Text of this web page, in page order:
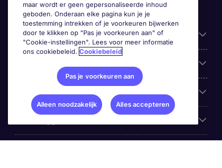
Handige informatie
Google Rating
maar wordt er geen gepersonaliseerde inhoud
geboden. Onderaan elke pagina kun je je
toestemming intrekken of je voorkeuren bijwerken
door te klikken op "Pas je voorkeuren aan" of
"Cookie-instellingen". Lees voor meer informatie
ons cookiebeleid. Cookiebeleid
Pas je voorkeuren aan
Alleen noodzakelijk Alles accepteren